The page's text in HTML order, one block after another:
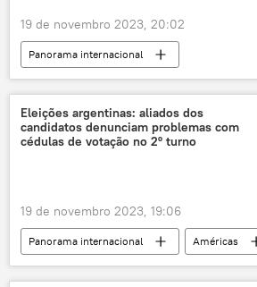
19 de novembro 2023, 20:02
Panorama internacional
Oriente Médio e África
houthis
Sputnik
Pentágono
Forças de Defesa de Israel
Eleições argentinas: aliados dos
candidatos denunciam problemas com
cédulas de votação no 2º turno
19 de novembro 2023, 19:06
Panorama internacional
Américas
Mundo
Argentina
eleições